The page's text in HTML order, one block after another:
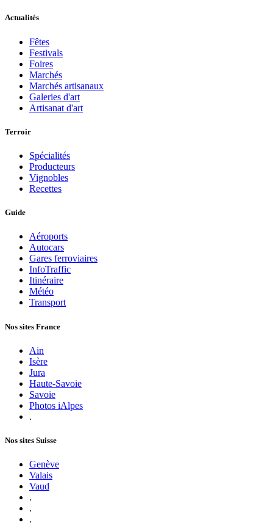
Actualités
Fêtes
Festivals
Foires
Marchés
Marchés artisanaux
Galeries d'art
Artisanat d'art
Terroir
Spécialités
Producteurs
Vignobles
Recettes
Guide
Aéroports
Autocars
Gares ferroviaires
InfoTraffic
Itinéraire
Météo
Transport
Nos sites France
Ain
Isère
Jura
Haute-Savoie
Savoie
Photos iAlpes
.
Nos sites Suisse
Genève
Valais
Vaud
.
.
.